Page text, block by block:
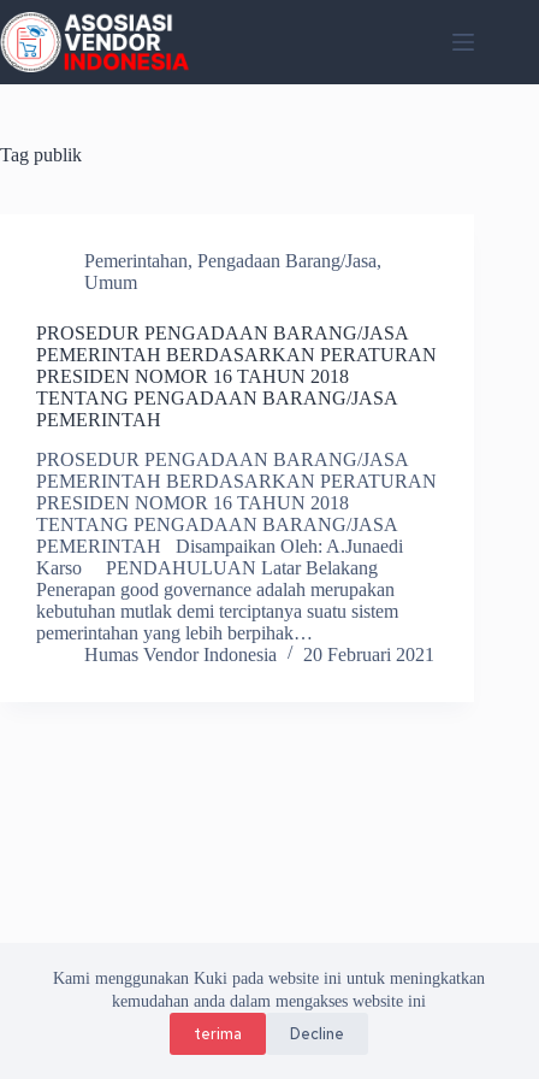
Skip
to
content
Kami menggunakan Kuki pada website ini untuk meningkatkan
kemudahan anda dalam mengakses website ini
terima Decline
Tag publik
Pemerintahan, Pengadaan Barang/Jasa,
Umum
PROSEDUR PENGADAAN BARANG/JASA
PEMERINTAH BERDASARKAN PERATURAN
PRESIDEN NOMOR 16 TAHUN 2018
TENTANG PENGADAAN BARANG/JASA
PEMERINTAH
PROSEDUR PENGADAAN BARANG/JASA
PEMERINTAH BERDASARKAN PERATURAN
PRESIDEN NOMOR 16 TAHUN 2018
TENTANG PENGADAAN BARANG/JASA
PEMERINTAH Disampaikan Oleh: A.Junaedi
Karso PENDAHULUAN Latar Belakang
Penerapan good governance adalah merupakan
kebutuhan mutlak demi terciptanya suatu sistem
pemerintahan yang lebih berpihak…
Humas Vendor Indonesia
20 Februari 2021